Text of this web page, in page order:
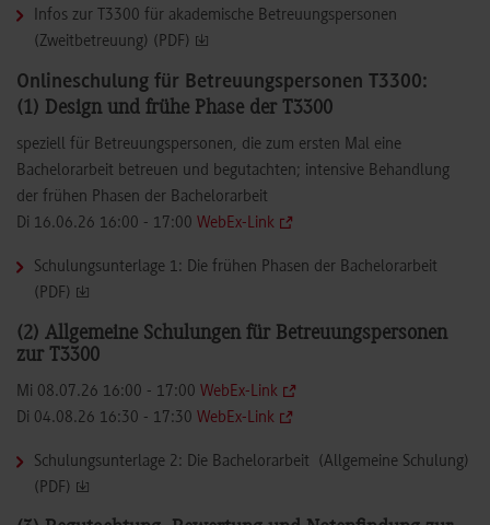
Infos zur T3300 für akademische Betreuungspersonen
(Zweitbetreuung) (PDF)
Onlineschulung für Betreuungspersonen T3300:
(1) Design und frühe Phase der T3300
speziell für Betreuungspersonen, die zum ersten Mal eine
Bachelorarbeit betreuen und begutachten; intensive Behandlung
der frühen Phasen der Bachelorarbeit
Di 16.06.26 16:00 - 17:00 WebEx-Link
Schulungsunterlage 1: Die frühen Phasen der Bachelorarbeit
(PDF)
(2) Allgemeine Schulungen für Betreuungspersonen
zur T3300
Mi 08.07.26 16:00 - 17:00 WebEx-Link
Di 04.08.26 16:30 - 17:30 WebEx-Link
Schulungsunterlage 2: Die Bachelorarbeit (Allgemeine Schulung)
(PDF)